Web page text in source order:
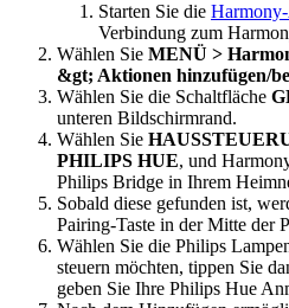
Starten Sie die
Verbindung zum
Wählen Sie MENÜ >
&gt; Aktionen hinzufügen/
Wählen Sie die Schaltfläche
unteren Bildschirmrand.
Wählen Sie
PHILIPS HUE, und
Philips Bridge in Ihrem
Sobald diese gefunden ist,
Pairing-Taste in der Mitte der
Wählen Sie die Philips
steuern möchten, tippen Sie
geben Sie Ihre Philips Hue